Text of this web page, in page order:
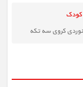
کودک
کروی سه تکه